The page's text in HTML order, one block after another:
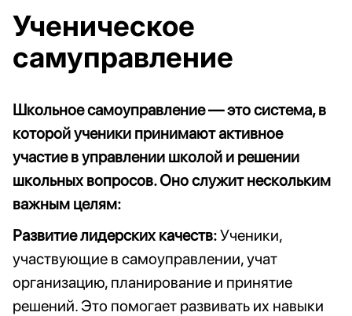
Ученическое
самуправление
Школьное самоуправление — это система, в
которой ученики принимают активное
участие в управлении школой и решении
школьных вопросов. Оно служит нескольким
важным целям:
Развитие лидерских качеств:Ученики,
участвующие в самоуправлении, учат
организацию, планирование и принятие
решений. Это помогает развивать их навыки